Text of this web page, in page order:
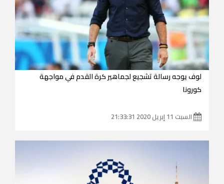
لوف يوجه رسالة تشجيع لجماهير كرة القدم في مواجهة
كورونا
السبت 11 إبريل 2020 21:33:31